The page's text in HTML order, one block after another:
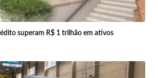
superam R$ 1 trilhão em ativos